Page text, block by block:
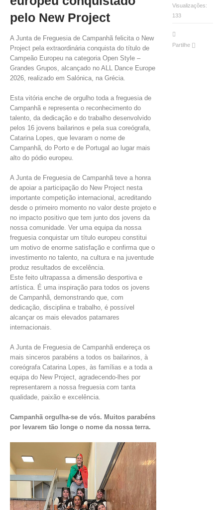
VÍDEOS
CONSTITUIÇÃO
PRESIDENTE
ASSEMBLEIA DE FREGUESIA
GRAVAÇÕES DAS REUNIÕES PÚBLICAS DO EXECUTIVO
DOCUMENTOS
EDITAIS
REGULAMENTOS E TAXAS
PLANO E ORÇAMENTO
RELATÓRIO E CONTAS
INVENTÁRIO
RECRUTAMENTO PESSOAL
CÓDIGO DE CONDUTA
ORÇAMENTO COLABORATIVO
SUBVENÇÕES PÚBLICAS
SERVIÇOS
GERAIS
SECRETARIA
CANÍDEOS
CEMITÉRIO
RECENSEAMENTO ELEITORAL
VENDA AMBULANTE
EMPREGO (GIP)
O GABINETE
APOIO AOS DESEMPREGADOS
APOIO ÀS EMPRESAS
OFERTAS DE EMPREGO
pelo New Project
A Junta de Freguesia de Campanhã felicita o New
Project pela extraordinária conquista do título de
Campeão Europeu na categoria Open Style –
Grandes Grupos, alcançado no ALL Dance Europe
2026, realizado em Salónica, na Grécia.
Esta vitória enche de orgulho toda a freguesia de
Campanhã e representa o reconhecimento do
talento, da dedicação e do trabalho desenvolvido
pelos 16 jovens bailarinos e pela sua coreógrafa,
Catarina Lopes, que levaram o nome de
Campanhã, do Porto e de Portugal ao lugar mais
alto do pódio europeu.
A Junta de Freguesia de Campanhã teve a honra
de apoiar a participação do New Project nesta
importante competição internacional, acreditando
desde o primeiro momento no valor deste projeto e
no impacto positivo que tem junto dos jovens da
nossa comunidade. Ver uma equipa da nossa
freguesia conquistar um título europeu constitui
um motivo de enorme satisfação e confirma que o
investimento no talento, na cultura e na juventude
produz resultados de excelência.
Este feito ultrapassa a dimensão desportiva e
artística. É uma inspiração para todos os jovens
de Campanhã, demonstrando que, com
dedicação, disciplina e trabalho, é possível
alcançar os mais elevados patamares
internacionais.
A Junta de Freguesia de Campanhã endereça os
mais sinceros parabéns a todos os bailarinos, à
coreógrafa Catarina Lopes, às famílias e a toda a
equipa do New Project, agradecendo-lhes por
representarem a nossa freguesia com tanta
qualidade, paixão e excelência.
Campanhã orgulha-se de vós. Muitos parabéns
por levarem tão longe o nome da nossa terra.
Visualizações:
133
Partilhe